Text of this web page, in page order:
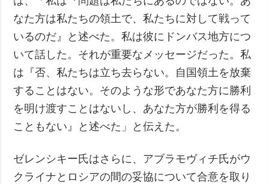
なた方は私たちの領土で、私たちに対して戦って
いるのだ』と述べた。私は彼にドンバス地方につ
いて話した。それが重要なメッセージだった。私
は『否、私たちは立ち去らない。自国領土を放棄
することはない。そのような形であなた方に勝利
を明け渡すことはないし、あなた方が勝利を得る
こともない』と述べた」と伝えた。
ゼレンシキー氏はさらに、アブラモヴィチ氏がウ
クライナとロシアの間の妥協について合意を取り